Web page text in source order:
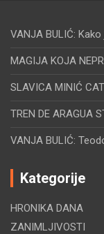
VANJA BULIĆ:
MAGIJA KOJA
SLAVICA MINIĆ
TREN DE ARAGUA
VANJA BULIĆ:
Kategorije
HRONIKA DANA
ZANIMLJIVOSTI